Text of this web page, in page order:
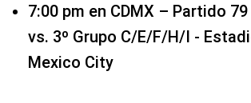
7:00 pm en CDMX – Partido
vs. 3º Grupo C/E/F/H/I -
Mexico City